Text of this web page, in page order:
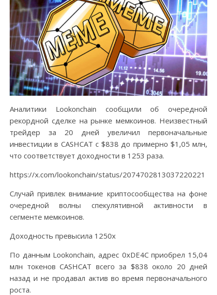
Аналитики Lookonchain сообщили об очередной
рекордной сделке на рынке мемкоинов. Неизвестный
трейдер за 20 дней увеличил первоначальные
инвестиции в CASHCAT с $838 до примерно $1,05 млн,
что соответствует доходности в 1253 раза.
https://x.com/lookonchain/status/2074702813037220221
Случай привлек внимание криптосообщества на фоне
очередной волны спекулятивной активности в
сегменте мемкоинов.
Доходность превысила 1250x
По данным Lookonchain, адрес 0xDE4C приобрел 15,04
млн токенов CASHCAT всего за $838 около 20 дней
назад и не продавал актив во время первоначального
роста.